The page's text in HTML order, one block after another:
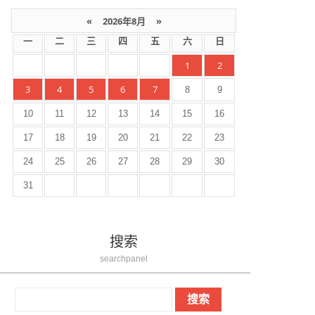
« 2026年8月 »
一 二 三 四 五 六 日
1
2
3
4 5 6 7 8 9
10 11 12 13 14 15 16
17 18 19 20 21 22 23
24 25 26 27 28 29 30
31
搜索
searchpanel